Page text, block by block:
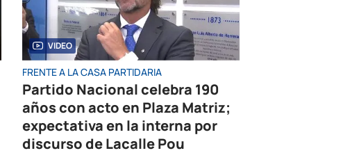
VIDEO
FRENTE A LA CASA PARTIDARIA
Partido Nacional celebra 190
años con acto en Plaza Matriz;
expectativa en la interna por
discurso de Lacalle Pou